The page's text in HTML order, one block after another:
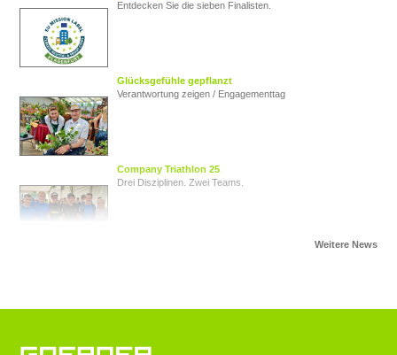
Entdecken Sie die sieben Finalisten.
Glücksgefühle gepflanzt
Verantwortung zeigen / Engagementtag
Company Triathlon 25
Drei Disziplinen. Zwei Teams.
Jugendliche im Blick